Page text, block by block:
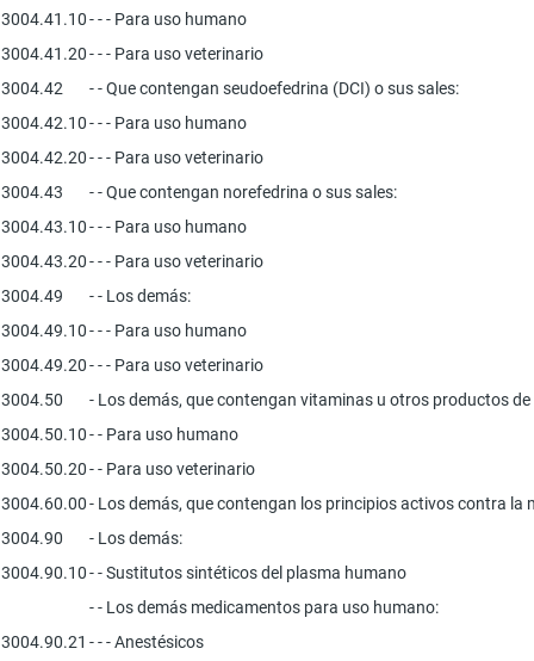
3004.41.10- - - Para uso humano
3004.41.20- - - Para uso veterinario
3004.42
- - Que contengan seudoefedrina (DCI) o sus sales:
3004.42.10- - - Para uso humano
3004.42.20- - - Para uso veterinario
3004.43
- - Que contengan norefedrina o sus sales:
3004.43.10- - - Para uso humano
3004.43.20- - - Para uso veterinario
3004.49
- - Los demás:
3004.49.10- - - Para uso humano
3004.49.20- - - Para uso veterinario
3004.50
- Los demás, que contengan vitaminas u otros productos
3004.50.10- - Para uso humano
3004.50.20- - Para uso veterinario
3004.60.00- Los demás, que contengan los principios activos contra
3004.90
- Los demás:
3004.90.10- - Sustitutos sintéticos del plasma humano
- - Los demás medicamentos para uso humano:
3004.90.21 - - - Anestésicos